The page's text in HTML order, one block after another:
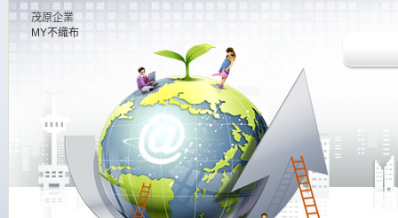
茂原企業
MY不織布